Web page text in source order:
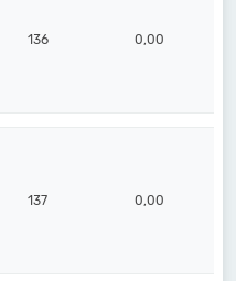
136 0,00
137 0,00